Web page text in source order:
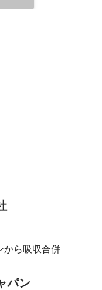
から吸収合併
パン